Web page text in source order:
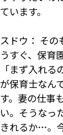
ています。
スドウ： その
うすぐ、保育
「まず入れ
が保育士なん
す。妻の仕事
い。そうなっ
きれるか…。